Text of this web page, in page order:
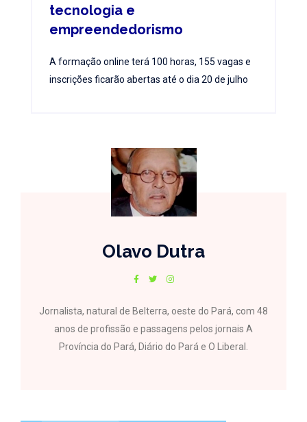
tecnologia e
empreendedorismo
A formação online terá 100 horas, 155 vagas e
inscrições ficarão abertas até o dia 20 de julho
Olavo Dutra
Jornalista, natural de Belterra, oeste do Pará, com 48
anos de profissão e passagens pelos jornais A
Província do Pará, Diário do Pará e O Liberal.